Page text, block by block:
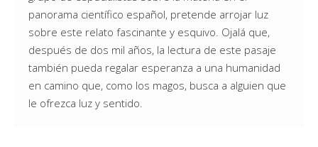
panorama científico español, pretende arrojar luz
sobre este relato fascinante y esquivo. Ojalá que,
después de dos mil años, la lectura de este pasaje
también pueda regalar esperanza a una humanidad
en camino que, como los magos, busca a alguien que
le ofrezca luz y sentido.